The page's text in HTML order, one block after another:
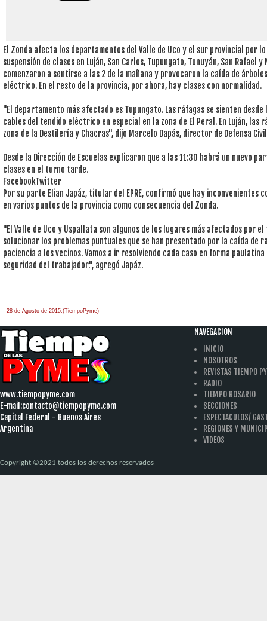
El Zonda afecta los departamentos del Valle de Uco y el sur provincial por
suspensión de clases en Luján, San Carlos, Tupungato, Tunuyán, San Rafael
comenzaron a sentirse a las 2 de la mañana y provocaron la caída de
eléctrico. En el resto de la provincia, por ahora, hay clases con normalidad.
"El departamento más afectado es Tupungato. Las ráfagas se sienten
cables del tendido eléctrico en especial en la zona de El Peral. En Luján,
zona de la Destilería y Chacras", dijo Marcelo Dapás, director de Defensa
Desde la Dirección de Escuelas explicaron que a las 11:30 habrá un nuevo
clases en el turno tarde.
FacebookTwitter
Por su parte Elian Japáz, titular del EPRE, confirmó que hay
en varios puntos de la provincia como consecuencia del Zonda.
"El Valle de Uco y Uspallata son algunos de los lugares más afectados por
solucionar los problemas puntuales que se han presentado por la caída de
paciencia a los vecinos. Vamos a ir resolviendo cada caso en forma
seguridad del trabajador.", agregó Japáz.
28 de Agosto de 2015.(TiempoPyme)
www.tiempopyme.com
E-mail:contacto@tiempopyme.com
Capital Federal - Buenos Aires
Argentina
NAVEGACION
INICIO
NOSOTROS
REVISTAS TIEMPO
RADIO
TIEMPO ROSARIO
SECCIONES
ESPECTACULOS/
REGIONES Y
VIDEOS
Copyright ©2021 todos los derechos reservados